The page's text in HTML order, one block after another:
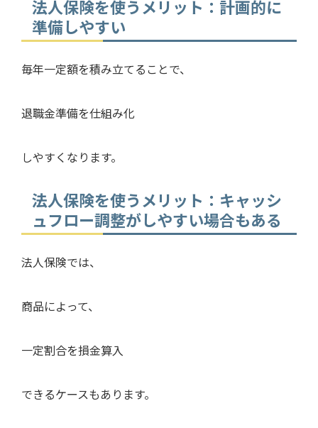
法人保険を使うメリット：計画的に
準備しやすい
毎年一定額を積み立てることで、
退職金準備を仕組み化
しやすくなります。
法人保険を使うメリット：キャッシ
ュフロー調整がしやすい場合もある
法人保険では、
商品によって、
一定割合を損金算入
できるケースもあります。